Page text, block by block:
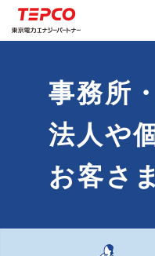
事務所
法人や
お客さま